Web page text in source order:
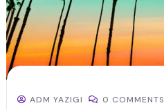
ADM YAZIGI 0 COMMENTS